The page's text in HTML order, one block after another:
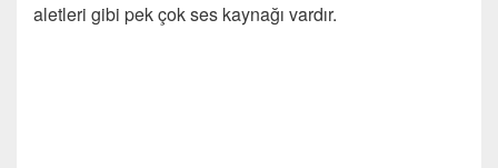
aletleri gibi pek çok ses kaynağı vardır.